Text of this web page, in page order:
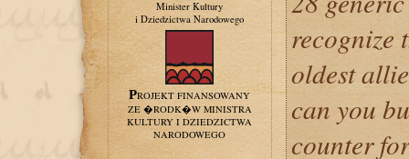
Minister Kultury
i Dziedzictwa Narodowego
PROJEKT FINANSOWANY
ZE �RODK�W MINISTRA
KULTURY I DZIEDZICTWA
NARODOWEGO
recognize
oldest
can you
counter